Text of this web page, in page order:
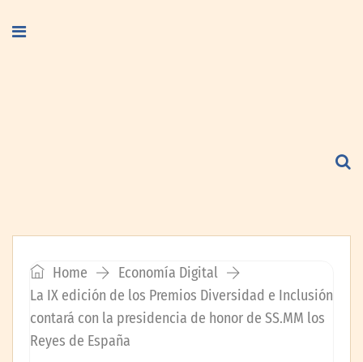
Home
Economía Digital
La IX edición de los Premios Diversidad e Inclusión
contará con la presidencia de honor de SS.MM los
Reyes de España